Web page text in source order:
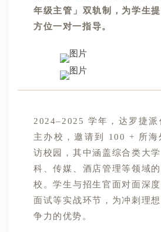
年级主管」双轨制，为学生
方位一对一指导。
2024–2025 学年，达罗捷派
主办校，邀请到 100 + 所海
访校园，其中涵盖综合类大
科、传媒、酒店管理等领域
校。学生与招生官面对面深
面试等实战环节，为冲刺理
争力的优势。